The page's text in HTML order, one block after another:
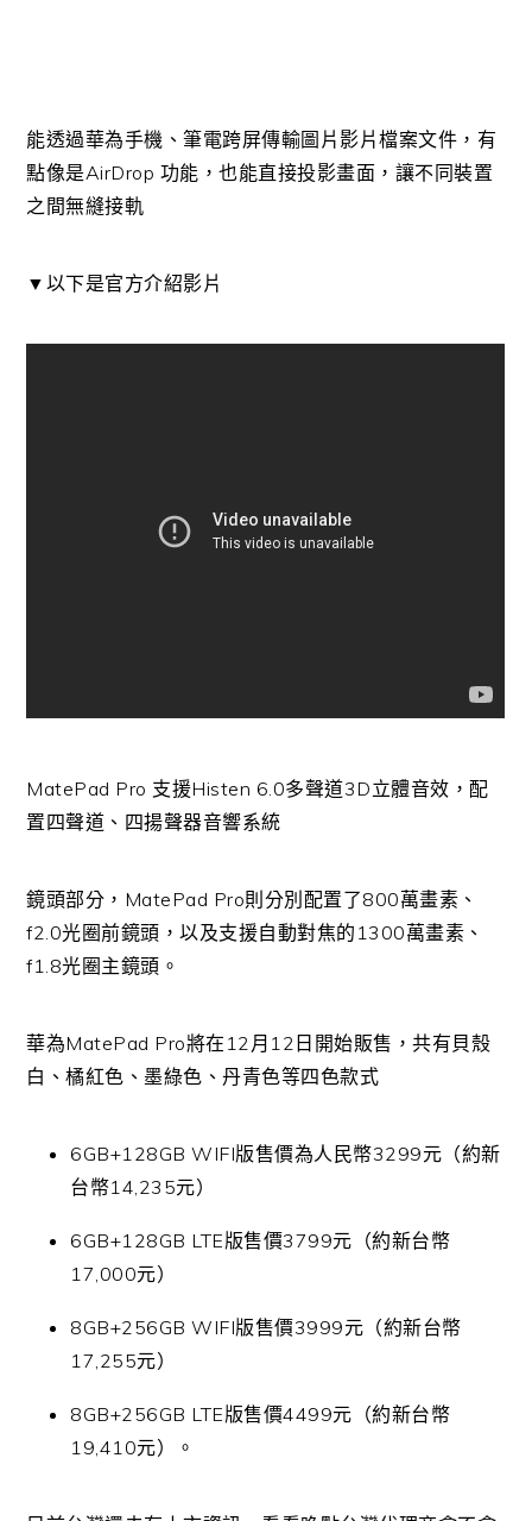
能透過華為手機、筆電跨屏傳輸圖片影片檔案文件，有
點像是AirDrop 功能，也能直接投影畫面，讓不同裝置
之間無縫接軌
▼以下是官方介紹影片
MatePad Pro 支援Histen 6.0多聲道3D立體音效，配
置四聲道、四揚聲器音響系統
鏡頭部分，MatePad Pro則分別配置了800萬畫素、
f2.0光圈前鏡頭，以及支援自動對焦的1300萬畫素、
f1.8光圈主鏡頭。
華為MatePad Pro將在12月12日開始販售，共有貝殼
白、橘紅色、墨綠色、丹青色等四色款式
6GB+128GB WIFI版售價為人民幣3299元（約新
台幣14,235元）
6GB+128GB LTE版售價3799元（約新台幣
17,000元）
8GB+256GB WIFI版售價3999元（約新台幣
17,255元）
8GB+256GB LTE版售價4499元（約新台幣
19,410元）。